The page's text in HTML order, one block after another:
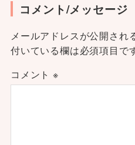
コメント/メッセージ
メールアドレスが公開され
付いている欄は必須項目で
コメント ※